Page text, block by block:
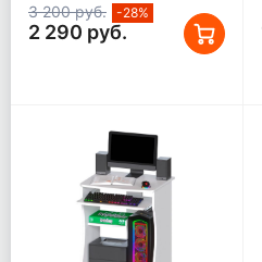
3 200 руб. -28%
2 290 руб.